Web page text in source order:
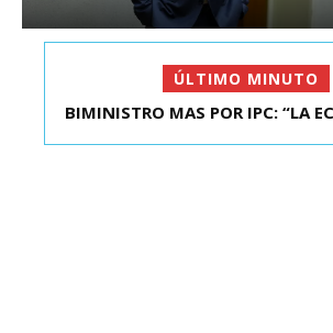
ÚLTIMO MINUTO
KAST SE REUNIÓ CON EL
BIMINISTRO MAS POR IPC: “LA